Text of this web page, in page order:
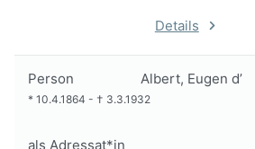
Details
Person Albert, Eugen d’
* 10.4.1864 - † 3.3.1932
als Adressat*in